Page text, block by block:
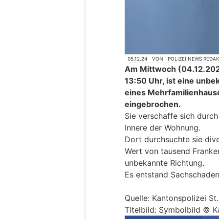
05.12.24 VON POLIZEI.NEWS
Am Mittwoch
13:50 Uhr, ist eine
eines
eingebrochen.
Sie verschaffe sich
Innere der Wohnung.
Dort durchsuchte sie
Wert von tausend
unbekannte Richtung.
Es entstand
Quelle: Kantonspolizei
Titelbild: Symbolbild ©